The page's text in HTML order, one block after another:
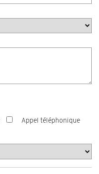
Appel téléphonique